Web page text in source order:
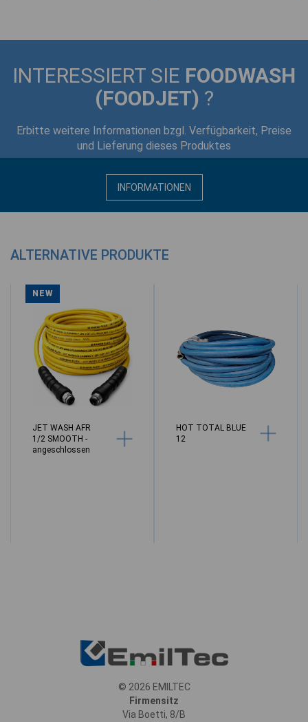
INTERESSIERT SIE FOODWASH
(FOODJET) ?
Erbitte weitere Informationen bzgl. Verfügbarkeit, Preise
und Lieferung dieses Produktes
INFORMATIONEN
ALTERNATIVE PRODUKTE
NEW
JET WASH AFR
1/2 SMOOTH -
angeschlossen
HOT TOTAL BLUE
12
© 2026 EMILTEC
Firmensitz
Via Boetti, 8/B